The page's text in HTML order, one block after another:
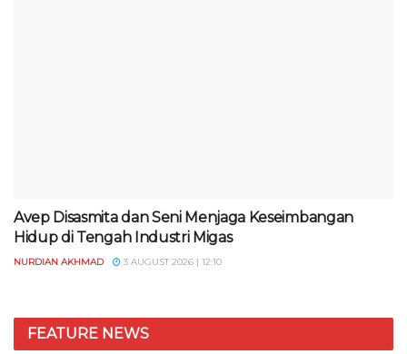
Avep Disasmita dan Seni Menjaga Keseimbangan
Hidup di Tengah Industri Migas
NURDIAN AKHMAD 3 AUGUST 2026 | 12:10
FEATURE NEWS